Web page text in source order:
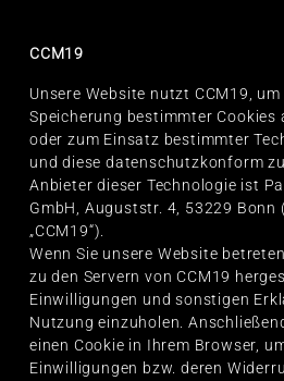
CCM19
Unsere Website nutzt CCM19,
Speicherung bestimmter Cookies
oder zum Einsatz bestimmter
und diese datenschutzkonform
Anbieter dieser Technologie ist
GmbH, Auguststr. 4, 53229 Bonn
„CCM19“).
Wenn Sie unsere Website
zu den Servern von CCM19
Einwilligungen und sonstigen
Nutzung einzuholen.
einen Cookie in Ihrem Browser,
Einwilligungen bzw. deren